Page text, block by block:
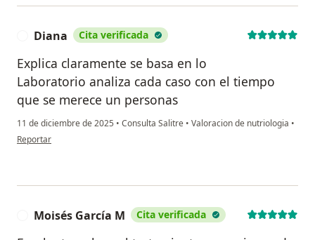
Diana Cita verificada
Explica claramente se basa en lo
Laboratorio analiza cada caso con el tiempo
que se merece un personas
11 de diciembre de 2025 • Consulta Salitre • Valoracion de nutriologia •
en opinión del usuario Diana
Reportar
Moisés García M Cita verificada